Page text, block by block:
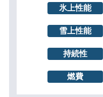
氷上性能
雪上性能
持続性
燃費